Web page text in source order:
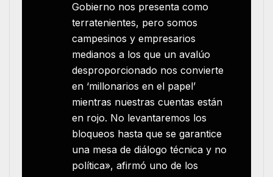
Gobierno nos presenta como
terratenientes, pero somos
campesinos y empresarios
medianos a los que un avalúo
desproporcionado nos convierte
en ‘millonarios en el papel’
mientras nuestras cuentas están
en rojo. No levantaremos los
bloqueos hasta que se garantice
una mesa de diálogo técnica y no
política», afirmó uno de los